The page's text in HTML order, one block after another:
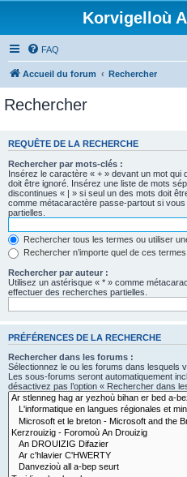
Korvigelloù
FAQ
Accueil du forum Rechercher
Rechercher
REQUÊTE DE LA RECHERCHE
Rechercher par mots-clés :
Insérez le caractère « + » devant un mot qui
doit être ignoré. Insérez une liste de mots
discontinues « | » si seul un des mots doit
comme métacaractère passe-partout si
partielles.
Rechercher tous les termes ou utiliser
Rechercher n’importe quel de ces termes
Rechercher par auteur :
Utilisez un astérisque « * » comme
effectuer des recherches partielles.
PRÉFÉRENCES DE LA RECHERCHE
Rechercher dans les forums :
Sélectionnez le ou les forums dans lesquels
Les sous-forums seront automatiquement
désactivez pas l’option « Rechercher dans